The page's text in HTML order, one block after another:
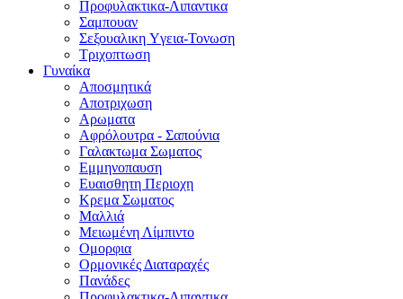
Προφυλακτικα-Λιπαντικα
Σαμπουαν
Σεξουαλικη Yγεια-Τονωση
Τριχοπτωση
Γυναίκα
Αποσμητικά
Αποτριχωση
Αρωματα
Αφρόλουτρα - Σαπούνια
Γαλακτωμα Σωματος
Εμμηνοπαυση
Ευαισθητη Περιοχη
Κρεμα Σωματος
Μαλλιά
Μειωμένη Λίμπιντο
Ομορφια
Ορμονικές Διαταραχές
Πανάδες